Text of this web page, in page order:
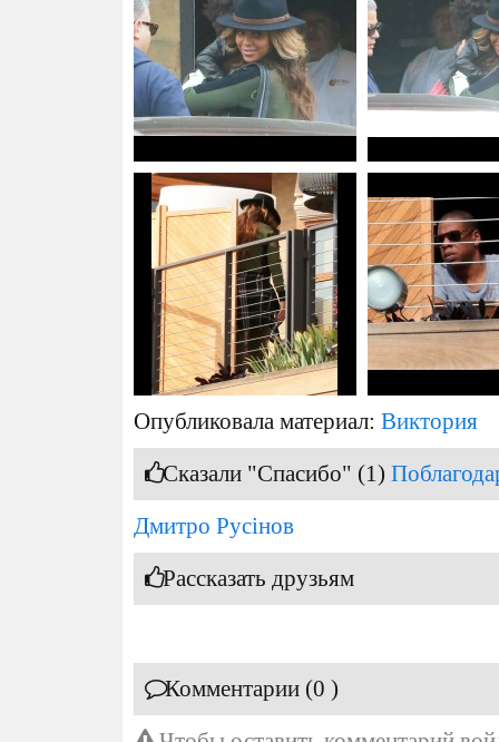
Опубликовала материал: Виктория
Сказали "Спасибо" (1)
Дмитро Русінов
Рассказать друзьям
Комментарии (0 )